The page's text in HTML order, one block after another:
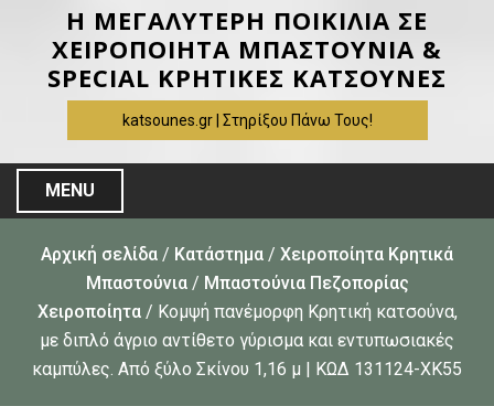
η
γ
ι
:
Η ΜΕΓΑΛΥΤΕΡΗ ΠΟΙΚΙΛΙΑ ΣΕ
ΧΕΙΡΟΠΟΙΗΤΑ ΜΠΑΣΤΟΥΝΙΑ &
SPECIAL ΚΡΗΤΙΚΕΣ ΚΑΤΣΟΥΝΕΣ
katsounes.gr | Στηρίξου Πάνω Τους!
MENU
Αρχική σελίδα / Κατάστημα / Χειροποίητα Κρητικά
Μπαστούνια/ Μπαστούνια Πεζοπορίας
Χειροποίητα/ Κομψή πανέμορφη Κρητική κατσούνα,
με διπλό άγριο αντίθετο γύρισμα και εντυπωσιακές
καμπύλες. Από ξύλο Σκίνου 1,16 μ | ΚΩΔ 131124-ΧΚ55